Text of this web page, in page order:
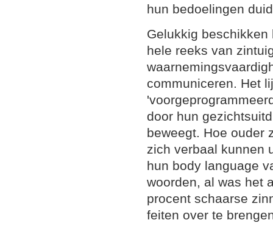
hun bedoelingen
Gelukkig
hele reeks van
communiceren. Het
door hun
beweegt. Hoe ouder
zich verbaal kunnen
hun body language
woorden, al was het
procent schaarse
feiten over te